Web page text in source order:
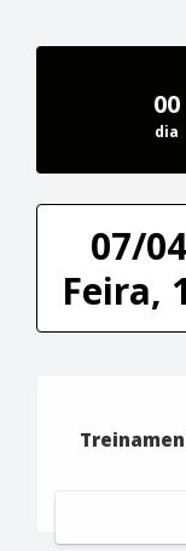
00
dia
07/
Feira,